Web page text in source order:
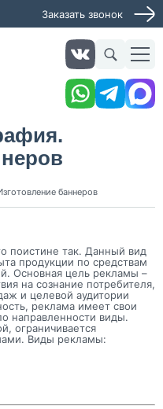
Заказать звонок
баннеров
поистине так. Данный вид
продукции по средствам
Основная цель рекламы –
на сознание потребителя,
и целевой аудитории
реклама имеет свои
направленности виды.
ограничивается
Виды рекламы:
я даю согласие на
согласие с политикой
на получение